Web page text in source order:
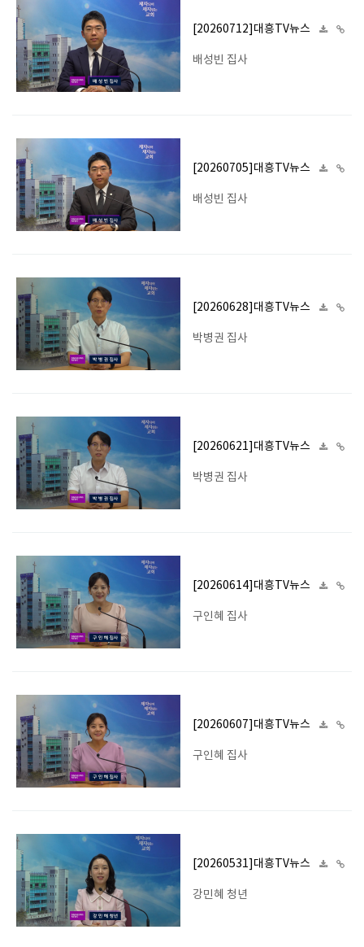
[20260712]대흥TV뉴스
배성빈 집사
[20260705]대흥TV뉴스
배성빈 집사
[20260628]대흥TV뉴스
박병권 집사
[20260621]대흥TV뉴스
박병권 집사
[20260614]대흥TV뉴스
구인혜 집사
[20260607]대흥TV뉴스
구인혜 집사
[20260531]대흥TV뉴스
강민혜 청년